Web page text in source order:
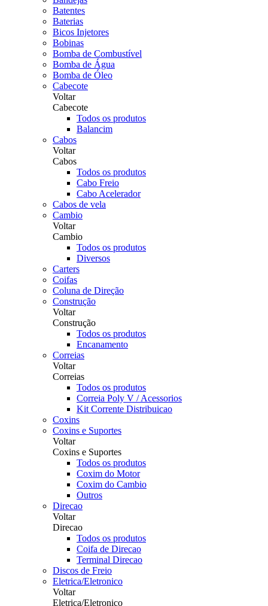
Batentes
Baterias
Bicos Injetores
Bobinas
Bomba de Combustível
Bomba de Água
Bomba de Óleo
Cabecote
Voltar
Cabecote
Todos os produtos
Balancim
Cabos
Voltar
Cabos
Todos os produtos
Cabo Freio
Cabo Acelerador
Cabos de vela
Cambio
Voltar
Cambio
Todos os produtos
Diversos
Carters
Coifas
Coluna de Direção
Construção
Voltar
Construção
Todos os produtos
Encanamento
Correias
Voltar
Correias
Todos os produtos
Correia Poly V / Acessorios
Kit Corrente Distribuicao
Coxins
Coxins e Suportes
Voltar
Coxins e Suportes
Todos os produtos
Coxim do Motor
Coxim do Cambio
Outros
Direcao
Voltar
Direcao
Todos os produtos
Coifa de Direcao
Terminal Direcao
Discos de Freio
Eletrica/Eletronico
Voltar
Eletrica/Eletronico